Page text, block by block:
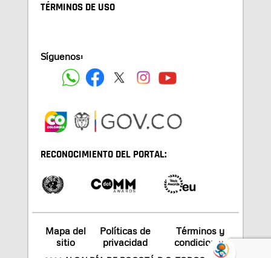
TÉRMINOS DE USO
Síguenos:
RECONOCIMIENTO DEL PORTAL:
Mapa del
sitio
Políticas de
privacidad
Términos y
condiciones